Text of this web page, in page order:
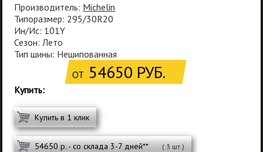
Производитель: Michelin
Типоразмер: 295/30R20
Ин/Ис: 101Y
Сезон: Лето
Тип шины: Нешипованная
ОТ 54650 РУБ.
Купить:
Купить в 1 клик
54650 р. - со склада 3-7 дней** ( 3 шт.)